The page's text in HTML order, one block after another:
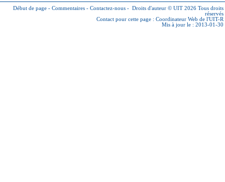
Début de page - Commentaires - Contactez-nous - Droits d'auteur © UIT 2026 Tous droits
réservés
Contact pour cette page : Coordinateur Web de l'UIT-R
Mis à jour le : 2013-01-30